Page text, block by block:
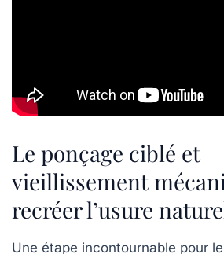
Le ponçage ciblé et
vieillissement
recréer l’usure
Une étape incontournable pour